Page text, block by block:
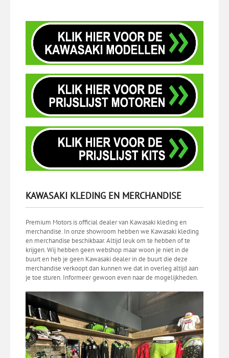
KAWASAKI KLEDING EN MERCHANDISE
Premium Motors is official dealer van Kawasaki kleding en
merchandise. In onze showroom hebben we Kawasaki kleding
en merchandise beschikbaar. Altijd leuk om te hebben of te
krijgen. Wij hebben geen webshop maar woon je niet in de
buurt en heb je geen Kawasaki dealer in de buurt die deze
merchandise verkoopt dan kunnen we dat in overleg altijd aan
je toe sturen. Informeer gewoon even naar de mogelijkheden.